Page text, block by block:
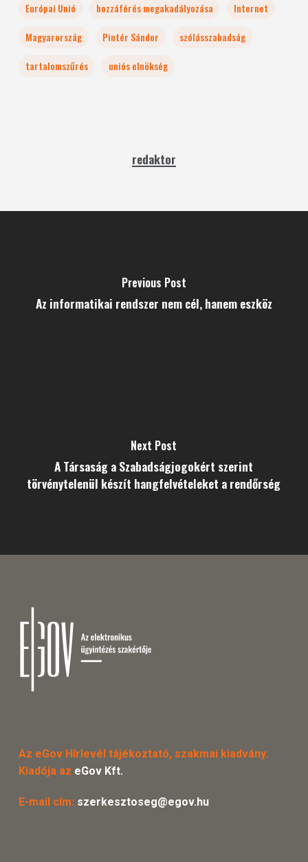
Európai Unió hozzáférés megakadályozása
Internet
Magyarország
Pintér Sándor
szólásszabadság
tartalomszűrés
uniós elnökség
redaktor
Previous Post
Az informatikai rendszer nem cél, hanem eszköz
Next Post
A Társaság a Szabadságjogokért szerint
törvénytelenül készít hangfelvételeket a rendőrség
Az eGov Hírlevél tájékoztató, szakmai kiadvány.
Kiadója az eGov Kft.
E-mail cím: szerkesztoseg@egov.hu